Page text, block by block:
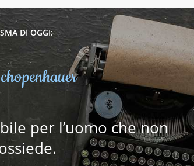
DI OGGI:
per l’uomo che non